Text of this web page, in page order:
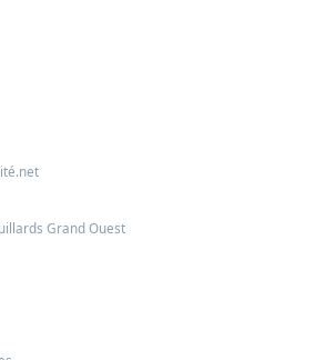
Grand Ouest